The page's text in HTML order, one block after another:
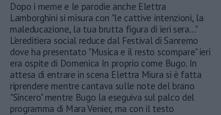
Dopo i meme e le parodie anche Elettra
Lamborghini si misura con "le cattive intenzioni, la
maleducazione, la tua brutta figura di ieri sera..."
L'ereditiera social reduce dal Festival di Sanremo
dove ha presentato "Musica e il resto scompare" ieri
era ospite di Domenica In proprio come Bugo. In
attesa di entrare in scena Elettra Miura si è fatta
riprendere mentre cantava sulle note del brano
"Sincero" mentre Bugo la eseguiva sul palco del
programma di Mara Venier, ma con il testo